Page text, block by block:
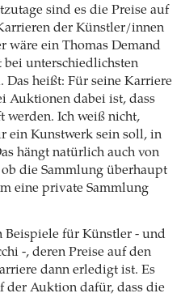
sind es die Preise auf
der Künstler/innen
wäre ein Thomas Demand
bei unterschiedlichsten
Das heißt: Für seine Karriere
Auktionen dabei ist, dass
werden. Ich weiß nicht,
ein Kunstwerk sein soll, in
hängt natürlich auch von
die Sammlung überhaupt
eine private Sammlung
Beispiele für Künstler - und
-, deren Preise auf den
dann erledigt ist. Es
der Auktion dafür, dass die